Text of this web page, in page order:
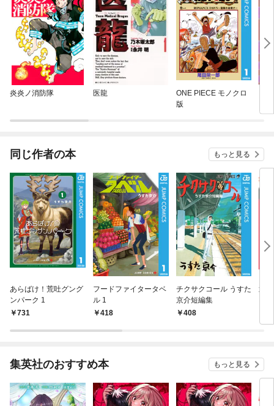
炎炎ノ消防隊 医龍
ONE PIECE モノクロ
版
同じ作者の本 もっと見る
あらばけ！荒吐グング
ンパーク 1
731
フードファイタータベ
ル 1
418
チクサクコール うすた
京介短編集
408
武
集英社のおすすめ本 もっと見る